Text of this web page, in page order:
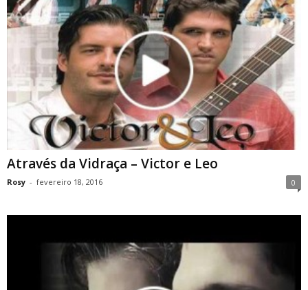
Através da Vidraça – Victor e Leo
Rosy - fevereiro 18, 2016 0